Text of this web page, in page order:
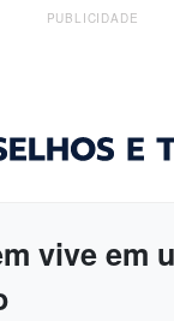
PUBLICIDADE
vive em